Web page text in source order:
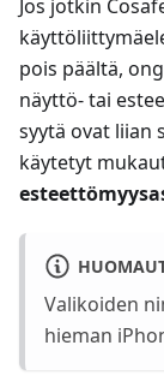
Jos jotkin
pois päältä,
näyttö- tai
syytä ovat liian
käytetyt
Valikoiden
hieman